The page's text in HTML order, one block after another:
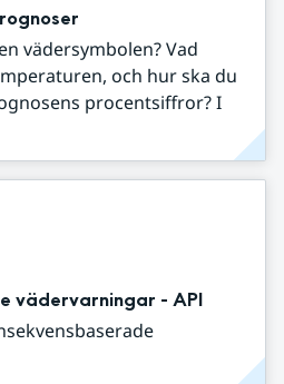
vädersymbolen? Vad
och hur ska du
procentsiffror? I
vädervarningar - API